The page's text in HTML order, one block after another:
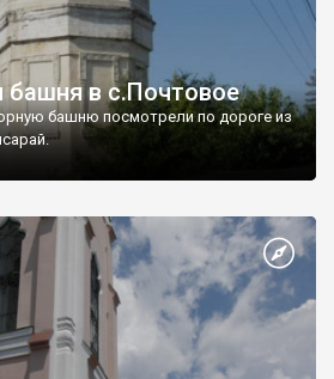
башня в с.Почтовое
башню посмотрели по дороге из